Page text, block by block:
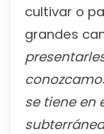
cultivar o
grandes
se tiene en